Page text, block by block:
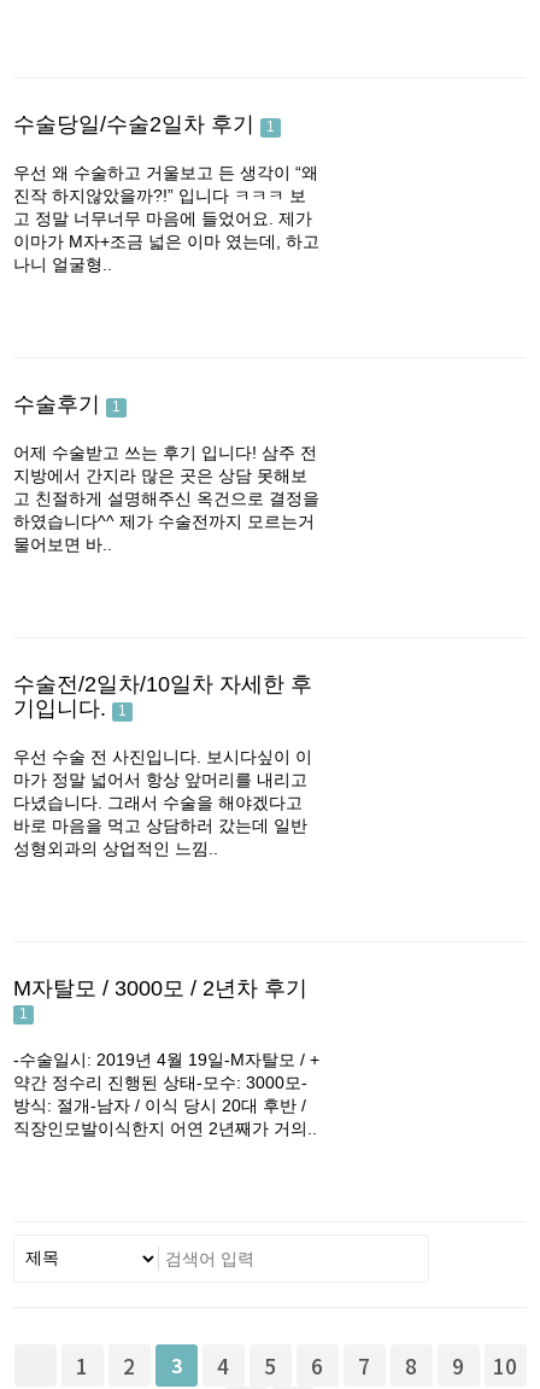
수술당일/수술2일차 후기 1
우선 왜 수술하고 거울보고 든 생각이 “왜
진작 하지않았을까?!” 입니다 ㅋㅋㅋ 보
고 정말 너무너무 마음에 들었어요. 제가
이마가 M자+조금 넓은 이마 였는데, 하고
나니 얼굴형..
수술후기 1
어제 수술받고 쓰는 후기 입니다! 삼주 전
지방에서 간지라 많은 곳은 상담 못해보
고 친절하게 설명해주신 옥건으로 결정을
하였습니다^^ 제가 수술전까지 모르는거
물어보면 바..
수술전/2일차/10일차 자세한 후
기입니다. 1
우선 수술 전 사진입니다. 보시다싶이 이
마가 정말 넓어서 항상 앞머리를 내리고
다녔습니다. 그래서 수술을 해야겠다고
바로 마음을 먹고 상담하러 갔는데 일반
성형외과의 상업적인 느낌..
M자탈모 / 3000모 / 2년차 후기
1
-수술일시: 2019년 4월 19일-M자탈모 / +
약간 정수리 진행된 상태-모수: 3000모-
방식: 절개-남자 / 이식 당시 20대 후반 /
직장인모발이식한지 어연 2년째가 거의..
1 2 3 4 5 6 7 8 9 10